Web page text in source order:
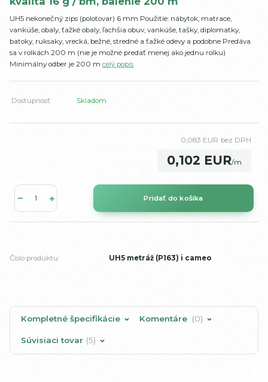
UH5 nekonečný zips (polotovar) 6 mm Použitie: nábytok, matrace,
vankúše, obaly, ťažké obaly, ľachšia obuv, vankúše, tašky, diplomatky,
batoky, ruksaky, vrecká, bežné, stredné a ťažké odevy a podobne Predáva
sa v rolkách 200 m (nie je možné predať menej ako jednu rolku)
Minimálny odber je 200 m celý popis
Dostupnosť Skladom
0,102 EUR/m
0,083 EUR bez DPH
Pridať do košíka
Číslo produktu: UH5 metráž (P163) i cameo
Kompletné špecifikácie Komentáre 0
Súvisiaci tovar 5